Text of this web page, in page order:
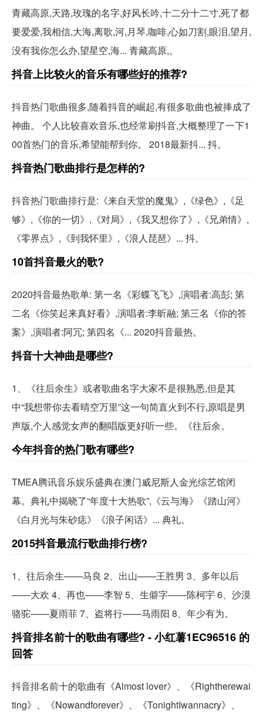
青藏高原,天路,玫瑰的名字,好风长吟,十二分十二寸,死了都
要爱爱,我相信,大海,离歌,河,月琴,咖啡,心如刀割,眼泪,望月,
没有我你怎么办,望星空,海... 青藏高原,。
抖音上比较火的音乐有哪些好的推荐?
抖音热门歌曲很多,随着抖音的崛起,有很多歌曲也被捧成了
神曲。 个人比较喜欢音乐,也经常刷抖音,大概整理了一下1
00首热门的音乐,希望能帮到你。 2018最新抖... 抖。
抖音热门歌曲排行是怎样的?
抖音热门歌曲排行是:《来自天堂的魔鬼》,《绿色》,《足
够》,《你的一切》,《对局》,《我又想你了》,《兄弟情》,
《零界点》,《到我怀里》,《浪人琵琶》... 抖。
10首抖音最火的歌?
2020抖音最热歌单: 第一名《彩蝶飞飞》,演唱者:高彭; 第
二名《你笑起来真好看》,演唱者:李昕融; 第三名《你的答
案》,演唱者:阿冗; 第四名《... 2020抖音最热。
抖音十大神曲是哪些?
1、《往后余生》或者歌曲名字大家不是很熟悉,但是其
中“我想带你去看晴空万里”这一句简直火到不行,原唱是男
声版,个人感觉女声的翻唱版更好听一些。《往后余。
今年抖音的热门歌有哪些?
TMEA腾讯音乐娱乐盛典在澳门威尼斯人金光综艺馆闭
幕。典礼中揭晓了“年度十大热歌”,《云与海》《踏山河》
《白月光与朱砂痣》《浪子闲话》... 典礼。
2015抖音最流行歌曲排行榜?
1、往后余生——马良 2、出山——王胜男 3、多年以后
——大欢 4、再也——李智 5、生僻字——陈柯宇 6、沙漠
骆驼——夏雨菲 7、盗将行——马雨阳 8、年少有为。
抖音排名前十的歌曲有哪些? - 小红薯1EC96516 的
回答
抖音排名前十的歌曲有《Almost lover》、《Rightherewai
ting》、《Nowandforever》、《TonightIwannacry》、